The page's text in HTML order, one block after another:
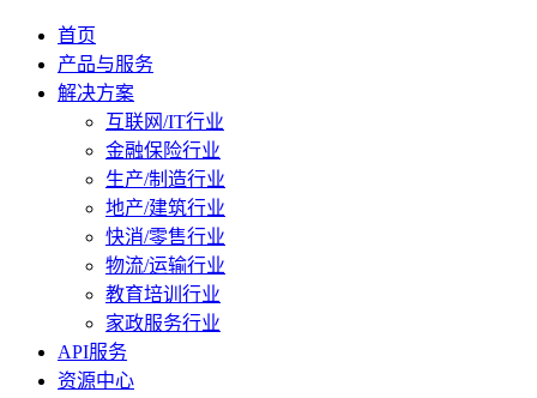
首页
产品与服务
解决方案
互联网/IT行业
金融保险行业
生产/制造行业
地产/建筑行业
快消/零售行业
物流/运输行业
教育培训行业
家政服务行业
API服务
资源中心